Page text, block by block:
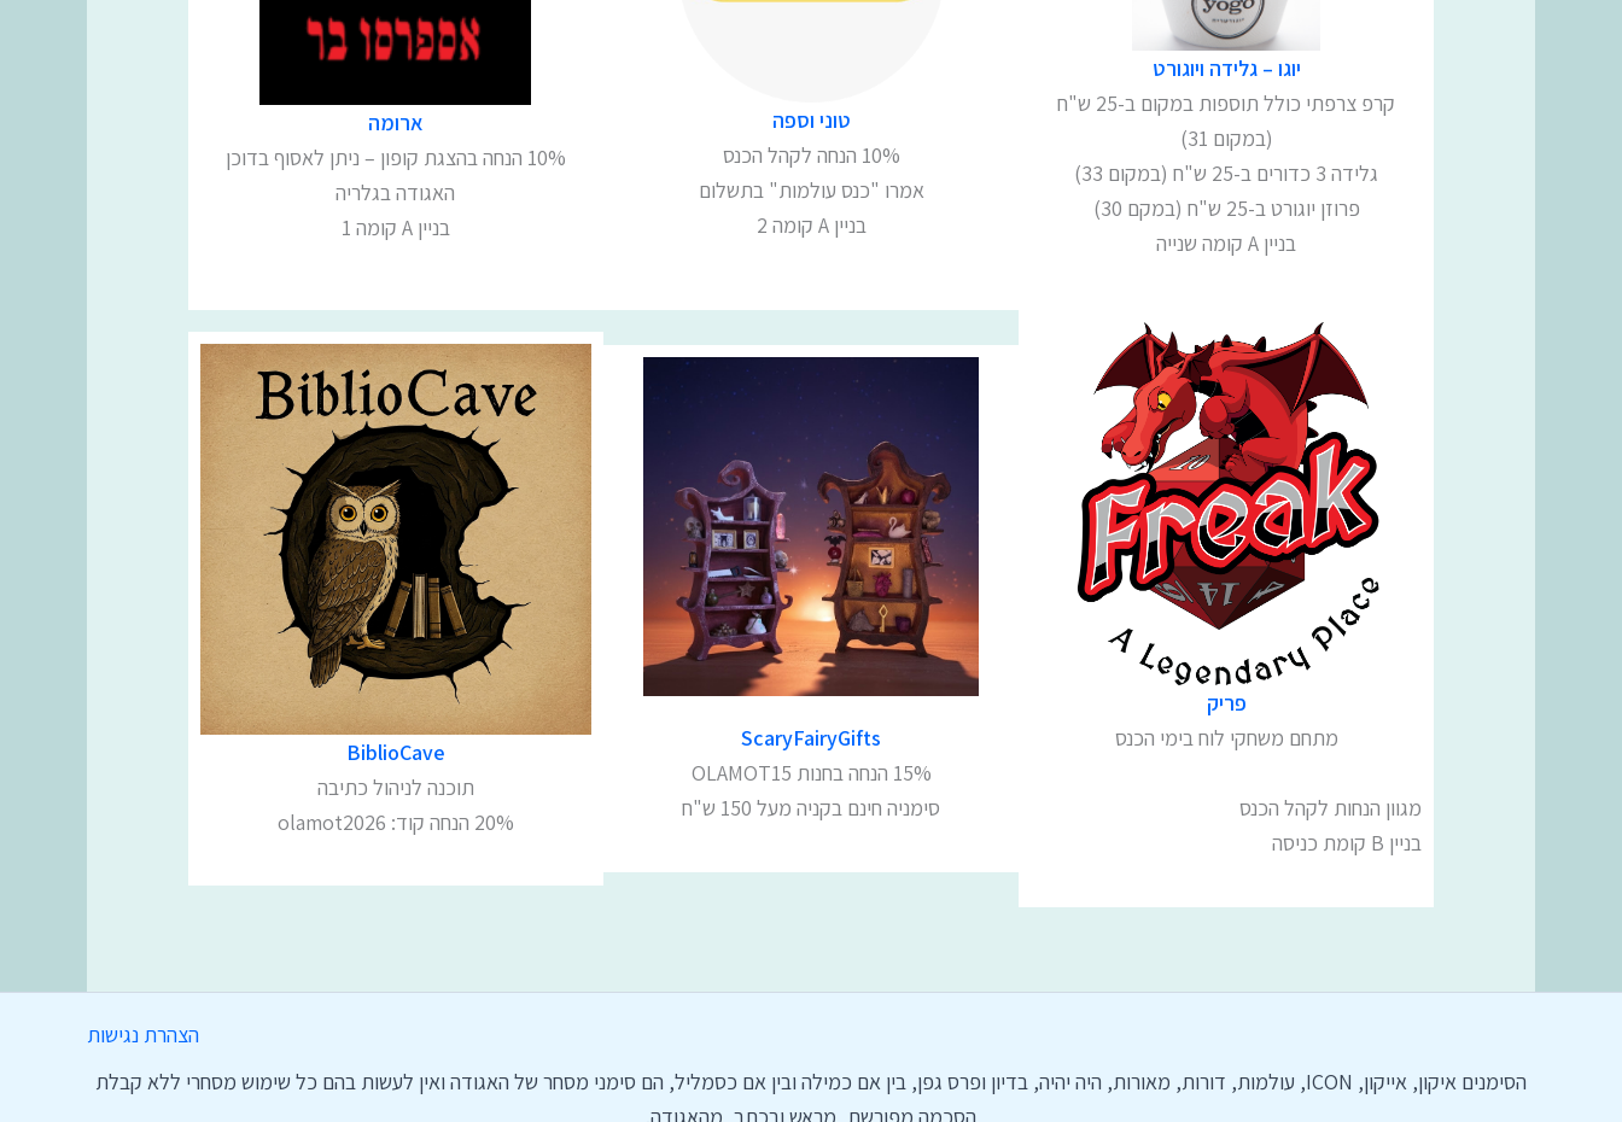
יוגו – גלידה ויוגורט
קרפ צרפתי כולל תוספות במקום ב-25 ש"ח
(במקום 31)
גלידה 3 כדורים ב-25 ש"ח (במקום 33)
פרוזן יוגורט ב-25 ש"ח (במקם 30)
בניין A קומה שנייה
טוני וספה
10% הנחה לקהל הכנס
אמרו "כנס עולמות" בתשלום
בניין A קומה 2
ארומה
10% הנחה בהצגת קופון – ניתן לאסוף בדוכן
האגודה בגלריה
בניין A קומה 1
פריק
מתחם משחקי לוח בימי הכנס
מגוון הנחות לקהל הכנס
בניין B קומת כניסה
ScaryFairyGifts
15% הנחה בחנות OLAMOT15
סימניה חינם בקניה מעל 150 ש"ח
BiblioCave
תוכנה לניהול כתיבה
20% הנחה קוד: olamot2026
הצהרת נגישות
הסימנים איקון, אייקון, ICON, עולמות, דורות, מאורות, היה יהיה, בדיון ופרס גפן, בין אם כמילה ובין אם כסמליל, הם סימני מסחר של האגודה ואין לעשות בהם כל שימוש מסחרי ללא קבלת